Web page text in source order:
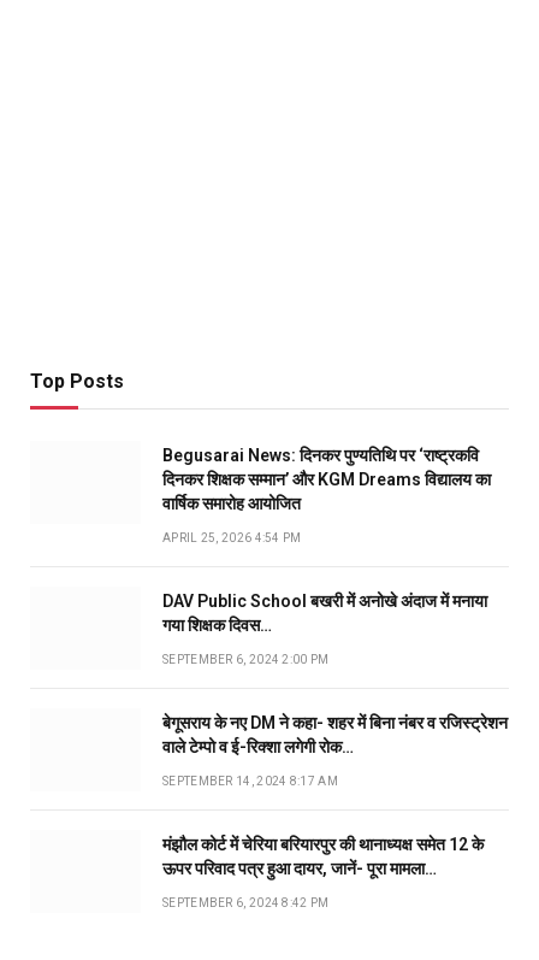
Top Posts
Begusarai News: दिनकर पुण्यतिथि पर ‘राष्ट्रकवि
दिनकर शिक्षक सम्मान’ और KGM Dreams विद्यालय का
वार्षिक समारोह आयोजित
APRIL 25, 2026 4:54 PM
DAV Public School बखरी में अनोखे अंदाज में मनाया
गया शिक्षक दिवस…
SEPTEMBER 6, 2024 2:00 PM
बेगूसराय के नए DM ने कहा- शहर में बिना नंबर व रजिस्ट्रेशन
वाले टेम्पो व ई-रिक्शा लगेगी रोक…
SEPTEMBER 14, 2024 8:17 AM
मंझौल कोर्ट में चेरिया बरियारपुर की थानाध्यक्ष समेत 12 के
ऊपर परिवाद पत्र हुआ दायर, जानें- पूरा मामला…
SEPTEMBER 6, 2024 8:42 PM